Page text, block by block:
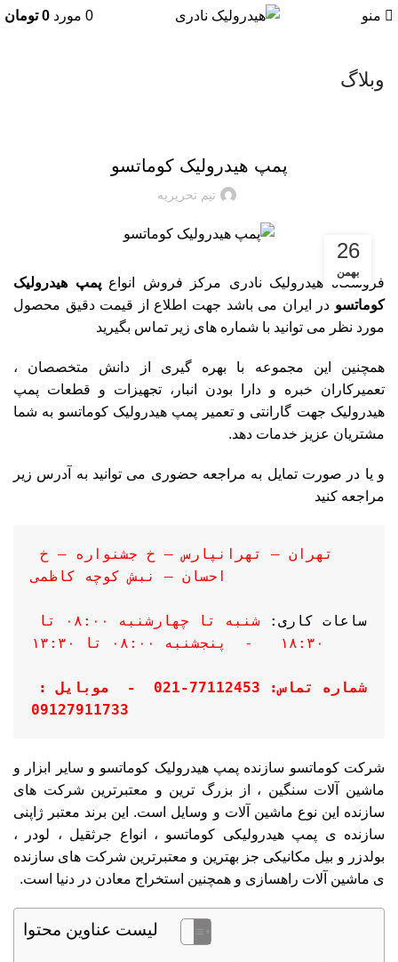
منو 0 مورد 0 تومان
وبلاگ
پمپ هیدرولیک کوماتسو
تیم تحریریه
26
بهمن
فروشگاه هیدرولیک نادری مرکز فروش انواعپمپ هیدرولیک
کوماتسو در ایران می باشد جهت اطلاع از قیمت دقیق محصول
مورد نظر می توانید با شماره های زیر تماس بگیرید
همچنین این مجموعه با بهره گیری از دانش متخصصان ،
تعمیرکاران خبره و دارا بودن انبار، تجهیزات و قطعات پمپ
هیدرولیک جهت گارانتی و تعمیر پمپ هیدرولیک کوماتسو به شما
مشتریان عزیز خدمات دهد.
و یا در صورت تمایل به مراجعه حضوری می توانید به آدرس زیر
مراجعه کنید
احسان – نبش کوچه کاظمی
ساعات کاری:
۱۸:۳۰   -
پنجشنبه ۰۸:۰۰ تا ۱۳:۳۰
شماره تماس: 77112453-021  -
09127911733
شرکت کوماتسو سازنده پمپ هیدرولیک کوماتسو و سایر ابزار و
ماشین آلات سنگین ، از بزرگ ترین و معتبرترین شرکت های
سازنده این نوع ماشین آلات و وسایل است. این برند معتبر ژاپنی
سازنده ی پمپ هیدرولیکی کوماتسو ، انواع جرثقیل ، لودر ،
بولدزر و بیل مکانیکی جز بهترین و معتبرترین شرکت های سازنده
ی ماشین آلات راهسازی و همچنین استخراج معادن در دنیا است.
لیست عناوین محتوا